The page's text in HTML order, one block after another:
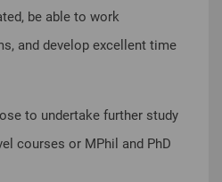
be able to work
and develop excellent time
to undertake further study
courses or MPhil and PhD